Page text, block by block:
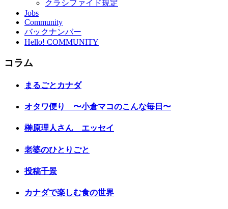
クラシファイド規定
Jobs
Community
バックナンバー
Hello! COMMUNITY
コラム
まるごとカナダ
オタワ便り 〜小倉マコのこんな毎日〜
榊原理人さん エッセイ
老婆のひとりごと
投稿千景
カナダで楽しむ食の世界